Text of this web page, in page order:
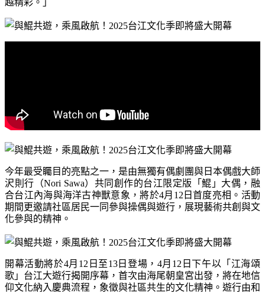
今年最受矚目的亮點之一，是由無獨有偶劇團與日本偶戲大師
沢則行（Nori Sawa）共同創作的台江限定版「鯤」大偶，融
合台江內海與海洋古神獸意象，將於4月 12 日首度亮相。活動
期間更邀請社區居民一同參與操偶與遊行，展現藝術共創與文
化參與的精神。
開幕活動將於4月 12 日至13日登場， 4月 12 日下午以「江海頌
歌」台江大遊行揭開序幕，首次由海尾朝皇宮出發，將在地信
仰文化納入慶典流程，象徵與社區共生的文化精神。遊行由和